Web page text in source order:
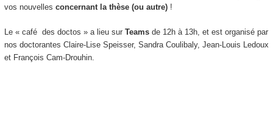
vos nouvelles concernant la thèse (ou autre)!
Le « café des doctos » a lieu sur Teams de 12h à 13h, et est organisé par
nos doctorantes Claire-Lise Speisser, Sandra Coulibaly, Jean-Louis Ledoux
et François Cam-Drouhin.